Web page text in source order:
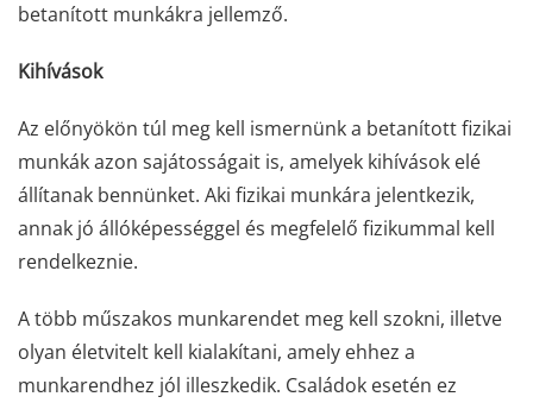
betanított munkákra jellemző.
Kihívások
Az előnyökön túl meg kell ismernünk a betanított fizikai
munkák azon sajátosságait is, amelyek kihívások elé
állítanak bennünket. Aki fizikai munkára jelentkezik,
annak jó állóképességgel és megfelelő fizikummal kell
rendelkeznie.
A több műszakos munkarendet meg kell szokni, illetve
olyan életvitelt kell kialakítani, amely ehhez a
munkarendhez jól illeszkedik. Családok esetén ez